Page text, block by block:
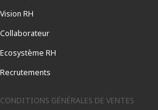
Vision RH
Collaborateur
Ecosystème RH
Recrutements
CONDITIONS GÉNÉRALES DE VENTES